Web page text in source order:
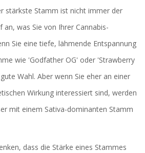
stärkste Stamm ist nicht immer der
was Sie von Ihrer Cannabis-
Sie eine tiefe, lähmende Entspannung
wie 'Godfather OG' oder 'Strawberry
Wahl. Aber wenn Sie eher an einer
Wirkung interessiert sind, werden
mit einem Sativa-dominanten Stamm
dass die Stärke eines Stammes